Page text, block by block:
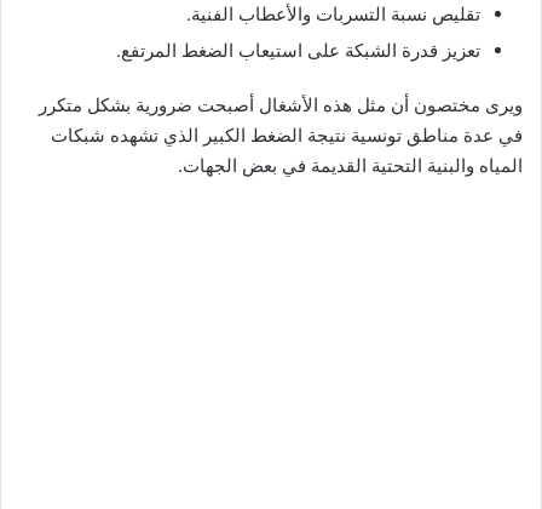
تقليص نسبة التسربات والأعطاب الفنية.
تعزيز قدرة الشبكة على استيعاب الضغط المرتفع.
ويرى مختصون أن مثل هذه الأشغال أصبحت ضرورية بشكل متكرر
في عدة مناطق تونسية نتيجة الضغط الكبير الذي تشهده شبكات
المياه والبنية التحتية القديمة في بعض الجهات.